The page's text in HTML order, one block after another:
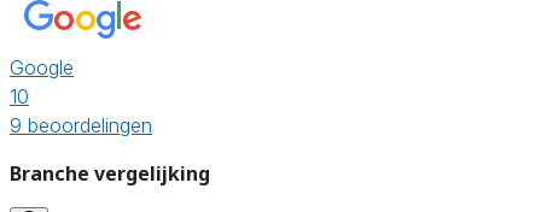
Google
10
9 beoordelingen
Branche vergelijking